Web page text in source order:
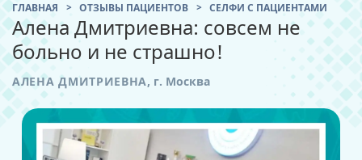
ГЛАВНАЯ ОТЗЫВЫ ПАЦИЕНТОВ CЕЛФИ С ПАЦИЕНТАМИ
Алена Дмитриевна: совсем не
больно и не страшно!
АЛЕНА ДМИТРИЕВНА, г. Москва